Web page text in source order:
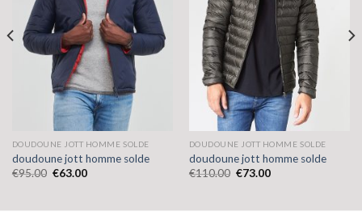
DOUDOUNE JOTT HOMME SOLDE
doudoune jott homme solde
€95.00 €63.00
DOUDOUNE JOTT HOMME SOLDE
doudoune jott homme solde
€110.00 €73.00